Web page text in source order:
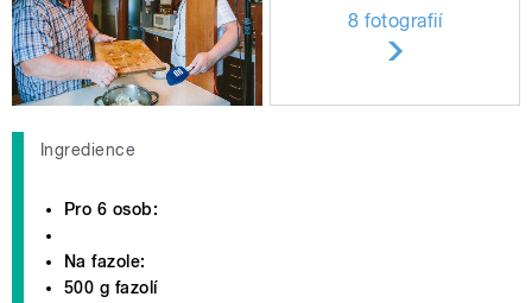
8 fotografií
Ingredience
Pro 6 osob:
Na fazole:
500 g fazolí